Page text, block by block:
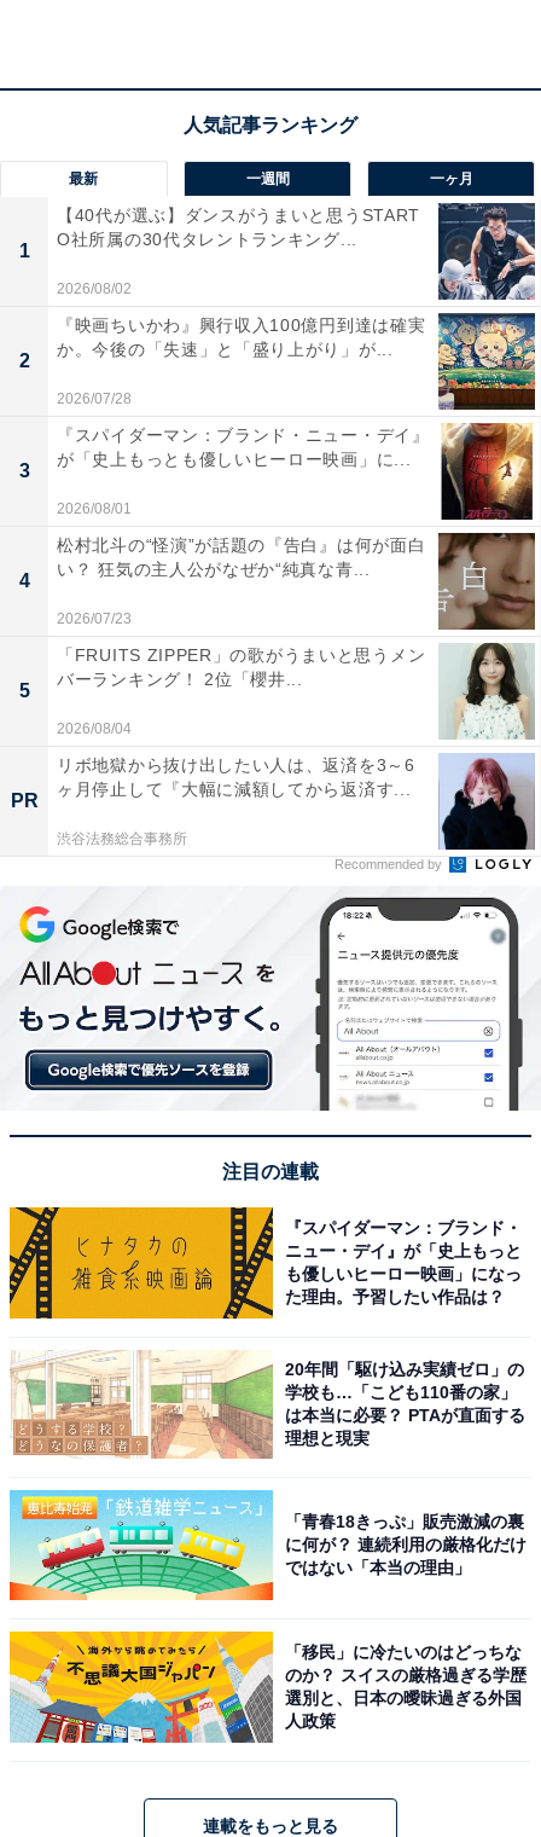
第2位：小峠英二（11票）
コトちゃんだぜぇ〜！テキーラのキャプ捨ててやっ
たぜぇ〜！ pic.twitter.com/atyU3unxhE
— バイきんぐ小峠 (@viking_kotouge) May 9, 2013
お笑いコンビ「バイきんぐ」の小峠英二さんが2位にラ
ンクイン。「キングオブコント」で優勝経験もあるコン
トでは、小峠さんが演じるさまざまな役柄に思わず引き
込まれてしまいますよね。
回答者からは、「サブキャラとしての立ち振舞が上手な
イメージがあるからです。また声が大きいのもクリリン
に合う気がしました（26歳男性）」「キャラクター的に
似合っている（18歳男性）」「見た目が似ている（42歳
男性）」「見たまま（63歳男性）」などのコメントが見
られました。
第1位：濱田岳（26票）
View this post on Instagram
最新 一週間 一ヶ月
1
【40代が選ぶ】ダンスがうまいと思うSTART
O社所属の30代タレントランキング...
2026/08/02
2
『映画ちいかわ』興行収入100億円到達は確実
か。今後の「失速」と「盛り上がり」が...
2026/07/28
3
『スパイダーマン：ブランド・ニュー・デイ』
が「史上もっとも優しいヒーロー映画」に...
2026/08/01
4
松村北斗の“怪演”が話題の『告白』は何が面白
い？ 狂気の主人公がなぜか“純真な青...
2026/07/23
5
「FRUITS ZIPPER」の歌がうまいと思うメン
バーランキング！ 2位「櫻井...
2026/08/04
PR
リボ地獄から抜け出したい人は、返済を3～6
ヶ月停止して『大幅に減額してから返済す...
渋谷法務総合事務所
Recommended by
注目の連載
『スパイダーマン：ブランド・
ニュー・デイ』が「史上もっと
も優しいヒーロー映画」になっ
た理由。予習したい作品は？
20年間「駆け込み実績ゼロ」の
学校も…「こども110番の家」
は本当に必要？ PTAが直面する
理想と現実
「青春18きっぷ」販売激減の裏
に何が？ 連続利用の厳格化だけ
ではない「本当の理由」
「移民」に冷たいのはどっちな
のか？ スイスの厳格過ぎる学歴
選別と、日本の曖昧過ぎる外国
人政策
連載をもっと見る